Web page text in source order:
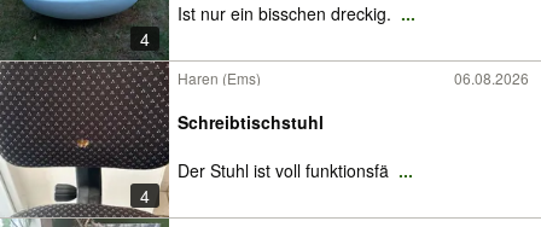
4
Ist nur ein bisschen dreckig. ...
4
Haren (Ems) 06.08.2026
Schreibtischstuhl
Der Stuhl ist voll funktionsfä ...